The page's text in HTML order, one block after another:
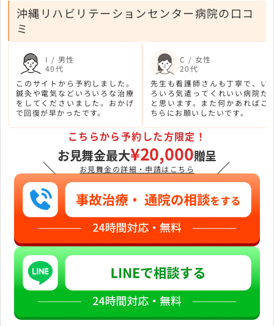
沖縄リハビリテーションセンター病院の口コ
ミ
I / 男性
40代
このサイトから予約しました。
鍼灸や電気などいろいろな治療
をしてくださいました。おかげ
で回復が早かったです。
C / 女性
20代
先生も看護師さんも丁寧で、い
ろいろ気遣ってくれいい病院だ
と思います。また何かあればこ
ちらにお願いしたいです。
＼
こちらから予約した方限定！
お見舞金最大¥20,000贈呈
お見舞金の詳細・申請はこちら ／